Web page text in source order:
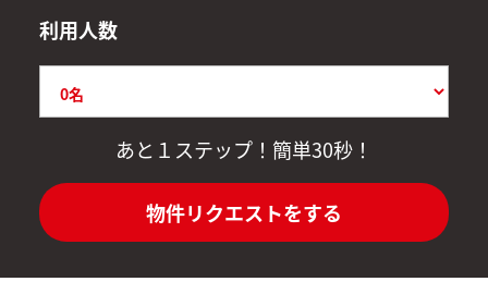
利用人数
あと１ステップ！簡単30秒！
物件リクエストをする